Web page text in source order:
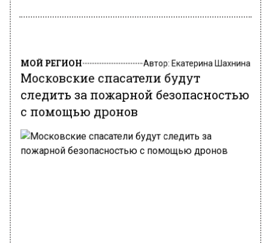
МОЙ РЕГИОН Автор: Екатерина Шахнина
Московские спасатели будут
следить за пожарной безопасностью
с помощью дронов